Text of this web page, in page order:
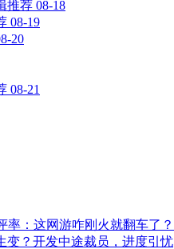
08-18
08-19
20
08-21
率：这网游咋刚火就翻车了？
变？开发中途裁员，进度引忧